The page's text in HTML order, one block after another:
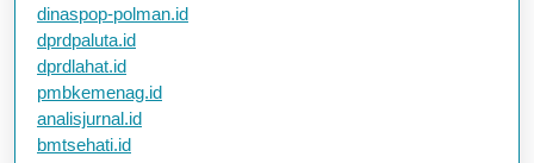
dinaspop-polman.id
dprdpaluta.id
dprdlahat.id
pmbkemenag.id
analisjurnal.id
bmtsehati.id